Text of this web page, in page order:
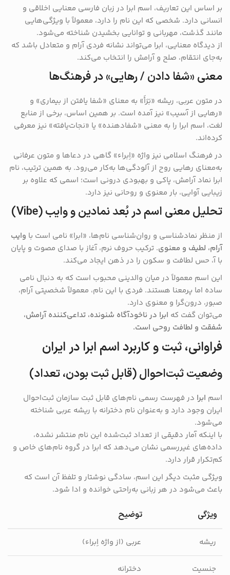
بر اساس این تعاریف، اسم ابرا در زبان فارسی معنایی اخلاقی و
انسانی دارد. شخصی که این نام را دارد، معمولاً با ویژگی‌هایی
مانند گذشت، مهربانی و توانایی بخشیدن شناخته می‌شود.
از دیدگاه معنایی، ابرا می‌تواند نشانه فردی آرام و متعادل باشد که
به‌جای انتقام، صلح و آرامش را انتخاب می‌کند.
معنی «شفا دادن / رهایی» در فرهنگ‌ها
در متون عربی، ریشه «بَرَأَ» به معنای «شفا یافتن از بیماری» و
«رهایی از آسیب» نیز آمده است. بر همین اساس، برخی از منابع
لغت، اسم ابرا را به معنی «شفادهنده» یا «نجات‌یافته» نیز معرفی
کرده‌اند.
در فرهنگ اسلامی نیز واژه «اِبراء» گاهی در دعاها و متون عرفانی
به‌معنای رهایی روح از آلودگی‌ها به‌کار می‌رود. به همین ترتیب، نام
ابرا نماد آرامش، پاکی و بهبودی درونی است؛ اسمی که علاوه بر
زیبایی آوایی، بار معنوی و روحانی نیز دارد.
تحلیل معنی اسم در بُعد نمادین و وایب (Vibe)
از منظر نمادشناسی و روان‌شناسی نام‌ها، «ابرا» نامی است با وایب
آرام، لطیف و معنوی. ترکیب حروف نرم، آغاز با صدای مصوت و پایان
با آ، حس لطافت و سکون را در ذهن ایجاد می‌کند.
این اسم معمولاً در میان والدینی محبوب است که به دنبال نامی
ساده اما پرمعنا هستند. فردی با این نام، معمولاً شخصیتی آرام،
صبور، درون‌گرا و معنوی دارد.
می‌توان گفت که ابرا در ناخودآگاه شنونده، تداعی‌کننده آرامش،
شفقت و لطافت روحی است.
فراوانی، ثبت و کاربرد اسم ابرا در ایران
وضعیت ثبت‌احوال (قابل ثبت بودن، تعداد)
اسم ابرا در فهرست رسمی نام‌های قابل ثبت سازمان ثبت‌احوال
ایران وجود دارد و به‌عنوان نام دخترانه با ریشه عربی شناخته
می‌شود.
با اینکه آمار دقیقی از تعداد ثبت‌شده این نام منتشر نشده،
داده‌های غیررسمی نشان می‌دهد که ابرا در گروه نام‌های خاص و
کم‌تکرار قرار دارد.
ویژگی مثبت دیگر این اسم، سادگی نوشتار و تلفظ آن است که
باعث می‌شود در هر زبانی به‌راحتی خوانده و ادا شود.
ویژگی توضیح
ریشه عربی (از واژه اِبراء)
جنسیت دخترانه